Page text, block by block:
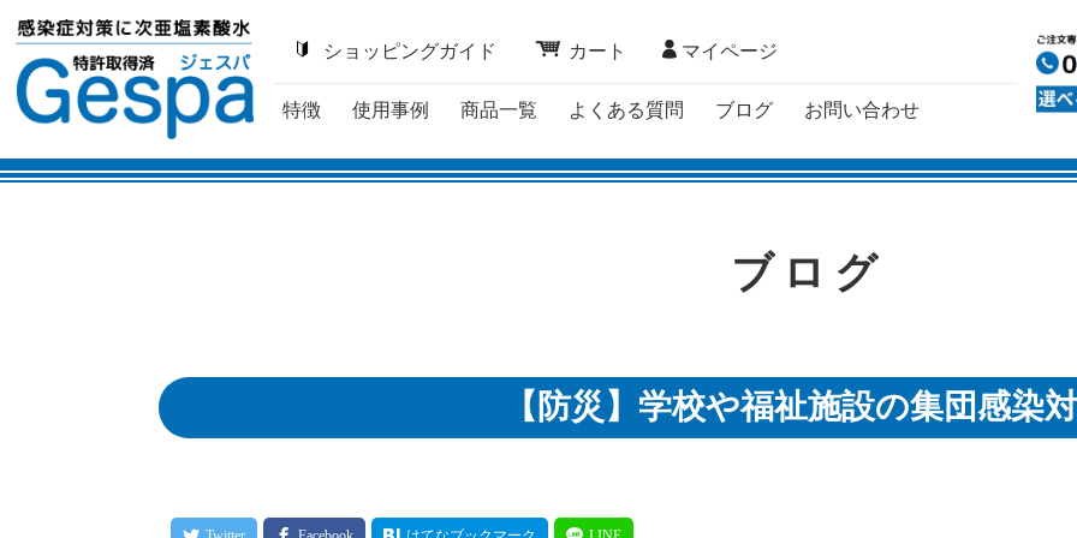
ショッピングガイド カート マイページ
特徴 使用事例 商品一覧 よくある質問 ブログ お問い合わせ
ブログ
【防災】学校や福祉施設の集団感染